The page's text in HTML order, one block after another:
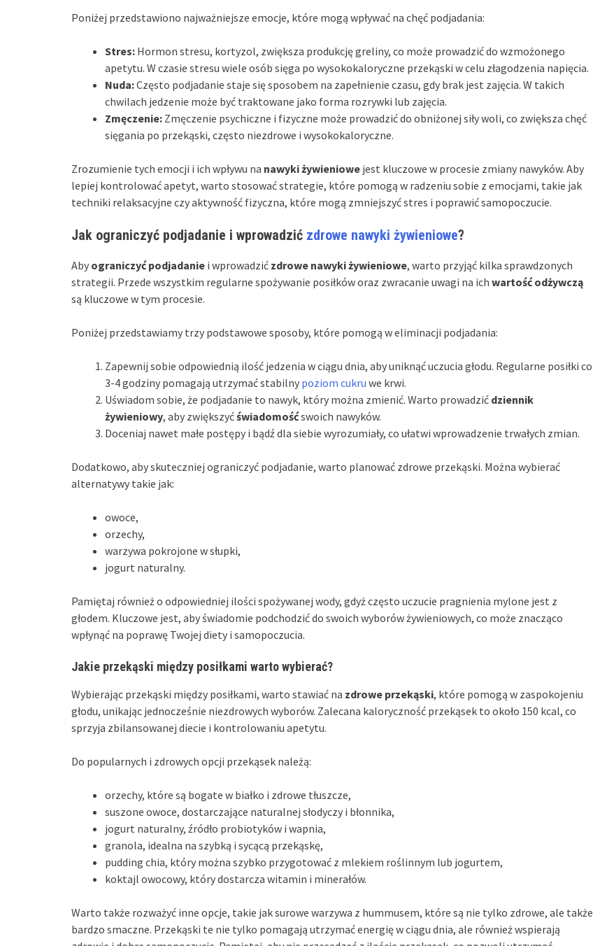
Poniżej przedstawiono najważniejsze emocje, które mogą wpływać na chęć podjadania:
Stres: Hormon stresu, kortyzol, zwiększa produkcję greliny, co może prowadzić do wzmożonego
apetytu. W czasie stresu wiele osób sięga po wysokokaloryczne przekąski w celu złagodzenia napięcia.
Nuda:Często podjadanie staje się sposobem na zapełnienie czasu, gdy brak jest zajęcia. W takich
chwilach jedzenie może być traktowane jako forma rozrywki lub zajęcia.
Zmęczenie: Zmęczenie psychiczne i fizyczne może prowadzić do obniżonej siły woli, co zwiększa chęć
sięgania po przekąski, często niezdrowe i wysokokaloryczne.
Zrozumienie tych emocji i ich wpływu na nawyki żywieniowe jest kluczowe w procesie zmiany nawyków. Aby
lepiej kontrolować apetyt, warto stosować strategie, które pomogą w radzeniu sobie z emocjami, takie jak
techniki relaksacyjne czy aktywność fizyczna, które mogą zmniejszyć stres i poprawić samopoczucie.
Jak ograniczyć podjadanie i wprowadzić zdrowe nawyki żywieniowe?
Aby ograniczyć podjadanie i wprowadzić zdrowe nawyki żywieniowe, warto przyjąć kilka sprawdzonych
strategii. Przede wszystkim regularne spożywanie posiłków oraz zwracanie uwagi na ich wartość odżywczą
są kluczowe w tym procesie.
Poniżej przedstawiamy trzy podstawowe sposoby, które pomogą w eliminacji podjadania:
Zapewnij sobie odpowiednią ilość jedzenia w ciągu dnia, aby uniknąć uczucia głodu. Regularne posiłki co
3-4 godziny pomagają utrzymać stabilny poziom cukru we krwi.
Uświadom sobie, że podjadanie to nawyk, który można zmienić. Warto prowadzić dziennik
żywieniowy, aby zwiększyćświadomośćswoich nawyków.
Doceniaj nawet małe postępy i bądź dla siebie wyrozumiały, co ułatwi wprowadzenie trwałych zmian.
Dodatkowo, aby skuteczniej ograniczyć podjadanie, warto planować zdrowe przekąski. Można wybierać
alternatywy takie jak:
owoce,
orzechy,
warzywa pokrojone w słupki,
jogurt naturalny.
Pamiętaj również o odpowiedniej ilości spożywanej wody, gdyż często uczucie pragnienia mylone jest z
głodem. Kluczowe jest, aby świadomie podchodzić do swoich wyborów żywieniowych, co może znacząco
wpłynąć na poprawę Twojej diety i samopoczucia.
Jakie przekąski między posiłkami warto wybierać?
Wybierając przekąski między posiłkami, warto stawiać na zdrowe przekąski, które pomogą w zaspokojeniu
głodu, unikając jednocześnie niezdrowych wyborów. Zalecana kaloryczność przekąsek to około 150 kcal, co
sprzyja zbilansowanej diecie i kontrolowaniu apetytu.
Do popularnych i zdrowych opcji przekąsek należą:
orzechy, które są bogate w białko i zdrowe tłuszcze,
suszone owoce, dostarczające naturalnej słodyczy i błonnika,
jogurt naturalny, źródło probiotyków i wapnia,
granola, idealna na szybką i sycącą przekąskę,
pudding chia, który można szybko przygotować z mlekiem roślinnym lub jogurtem,
koktajl owocowy, który dostarcza witamin i minerałów.
Warto także rozważyć inne opcje, takie jak surowe warzywa z hummusem, które są nie tylko zdrowe, ale także
bardzo smaczne. Przekąski te nie tylko pomagają utrzymać energię w ciągu dnia, ale również wspierają